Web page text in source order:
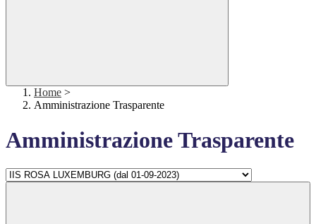
Home >
Amministrazione Trasparente
Amministrazione Trasparente